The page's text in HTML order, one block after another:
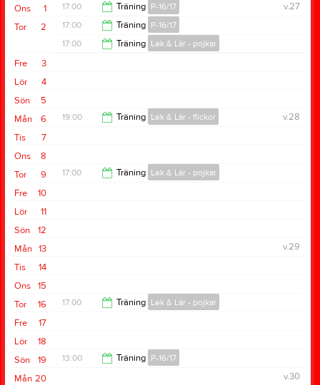
1
Ons v.27
17:00 Träning P-16/17
19:00
2
Tor 17:00 Träning P-16/17
17:00 Träning Lek & Lär - pojkar
3
Fre
4
Lör
5
Sön
6
Mån v.28
19:00 Träning Lek & Lär - flickor
7
Tis
8
Ons
9
Tor 17:00 Träning Lek & Lär - pojkar
10
Fre
11
Lör
12
Sön
13
Mån
v.29
14
Tis
15
Ons
16
Tor 17:00 Träning Lek & Lär - pojkar
17
Fre
18
Lör
19
Sön 13:00 Träning P-16/17
20
Mån
v.30